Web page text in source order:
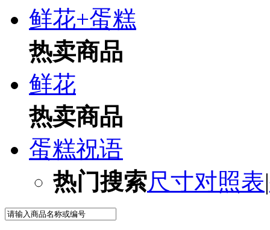
鲜花+蛋糕
热卖商品
鲜花
热卖商品
蛋糕祝语
热门搜索尺寸对照表|